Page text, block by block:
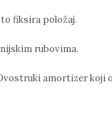
fiksira položaj.
rubovima.
amortizer koji